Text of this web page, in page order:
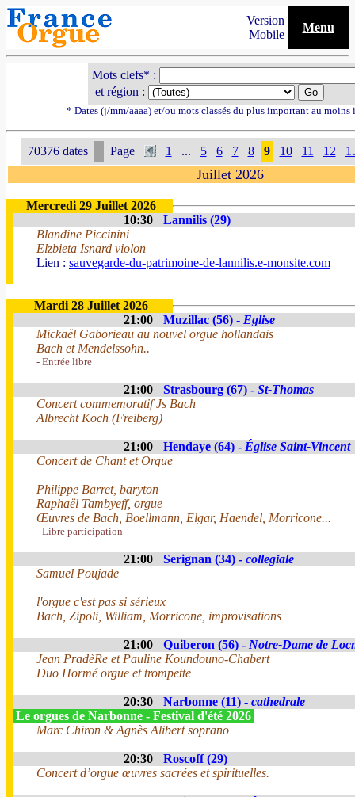
Version
Mobile
Menu
Mots clefs* :
et région :
* Dates (j/mm/aaaa) et/ou mots classés du plus important au moins
70376 dates Page 1 ... 5 6 7 8 9 10 11 12
Juillet 2026
Mercredi 29 Juillet 2026
10:30
Lannilis (29)
Blandine Piccinini
Elzbieta Isnard violon
Lien : sauvegarde-du-patrimoine-de-lannilis.e-monsite.com
Mardi 28 Juillet 2026
21:00
Muzillac (56) - Eglise
Mickaël Gaborieau au nouvel orgue hollandais
Bach et Mendelssohn..
- Entrée libre
21:00 Strasbourg (67) - St-Thomas
Concert commemoratif Js Bach
Albrecht Koch (Freiberg)
21:00 Hendaye (64) - Église Saint-Vincent
Concert de Chant et Orgue
Philippe Barret, baryton
Raphaël Tambyeff, orgue
Œuvres de Bach, Boellmann, Elgar, Haendel, Morricone...
- Libre participation
21:00 Serignan (34) - collegiale
Samuel Poujade
l'orgue c'est pas si sérieux
Bach, Zipoli, William, Morricone, improvisations
21:00 Quiberon (56) - Notre-Dame de
Jean PradèRe et Pauline Koundouno-Chabert
Duo Hormé orgue et trompette
20:30 Narbonne (11) - cathedrale
Le orgues de Narbonne - Festival d'été 2026
Marc Chiron & Agnès Alibert soprano
20:30
Roscoff (29)
Concert d’orgue œuvres sacrées et spirituelles.